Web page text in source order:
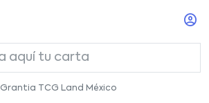
Grantia TCG Land México